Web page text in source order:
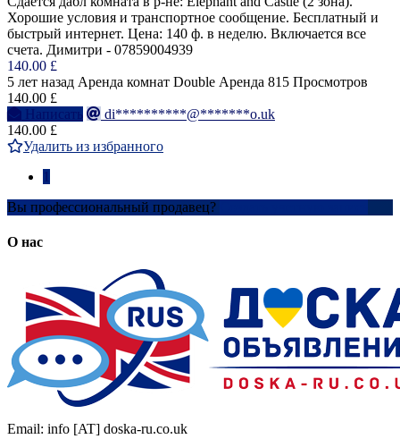
Хорошие условия и транспортное сообщение. Бесплатный и
быстрый интернет. Цена: 140 ф. в неделю. Включается все
счета. Димитри - 07859004939
140.00 £
5 лет назад Аренда комнат Double Аренда 815 Просмотров
140.00 £
Написать
di**********@*******o.uk
140.00 £
Удалить из избранного
Вы профессиональный продавец?
О нас
Email: info [AT] doska-ru.co.uk